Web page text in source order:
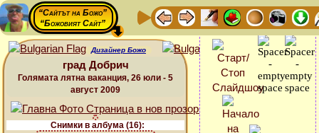
“Сайтът на Божо”
“Божовият Сайт”
Дизайнер Божо
град Добрич
Голямата лятна ваканция, 26 юли - 5
август 2009
Снимки в албума (16):